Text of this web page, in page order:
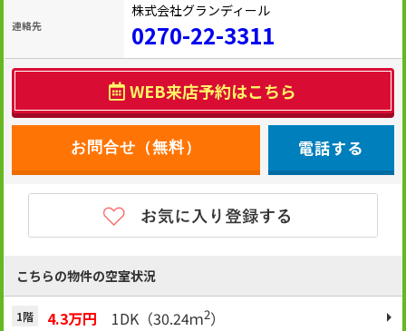
連絡先
株式会社グランディール
0270-22-3311
WEB来店予約はこちら
電話する
こちらの物件の空室状況
1階 4.3万円 1DK（30.24ｍ2）